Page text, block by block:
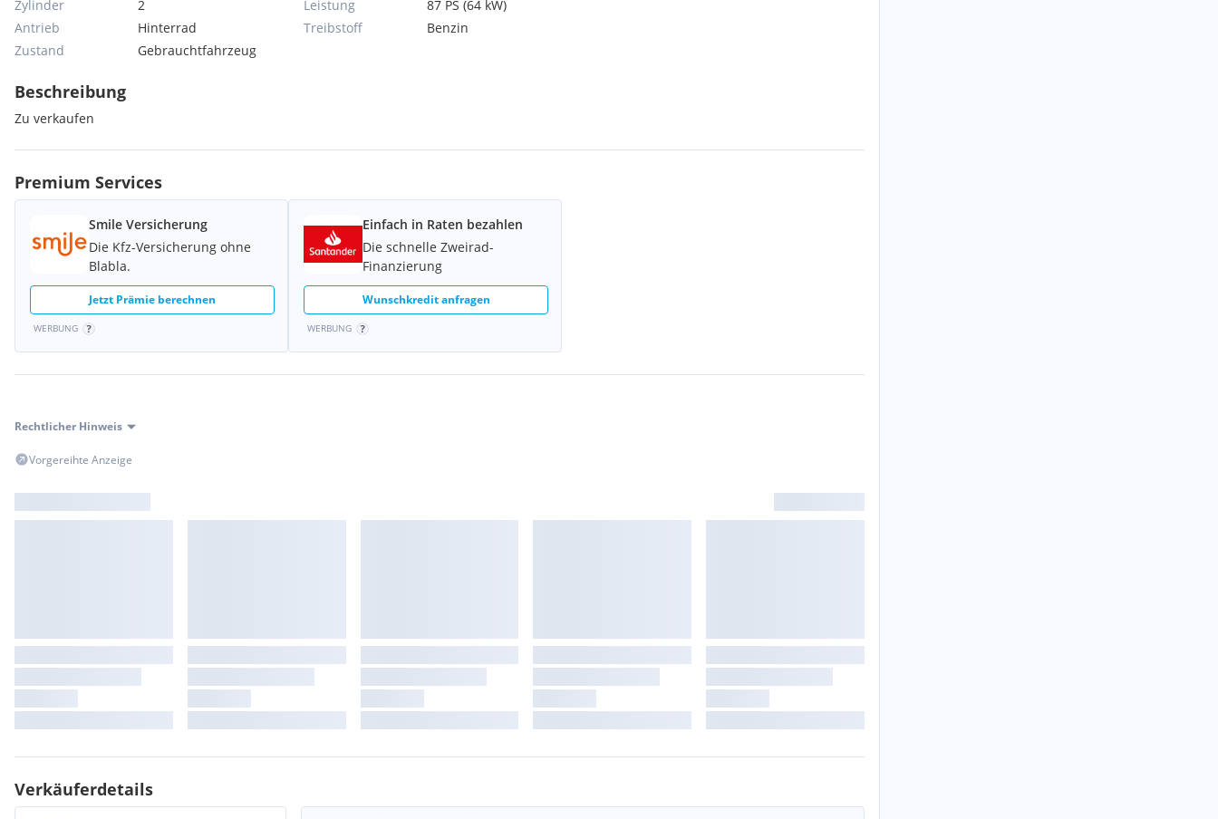
Zylinder
2
Antrieb
Hinterrad
Zustand
Gebrauchtfahrzeug
Leistung
87 PS (64 kW)
Treibstoff
Benzin
Beschreibung
Zu verkaufen
Premium Services
Smile Versicherung
Die Kfz-Versicherung ohne
Blabla.
Jetzt Prämie berechnen
WERBUNG
Einfach in Raten bezahlen
Die schnelle Zweirad-
Finanzierung
Wunschkredit anfragen
WERBUNG
Rechtlicher Hinweis
Vorgereihte Anzeige
Verkäuferdetails